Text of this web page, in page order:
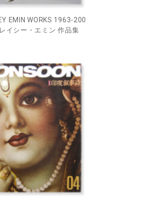
EMIN WORKS 1963-200
イシー・エミン 作品集